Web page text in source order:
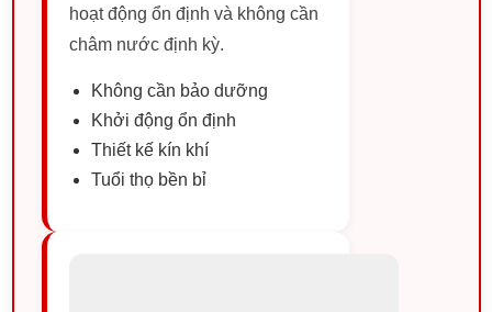
hoạt động ổn định và không cần
châm nước định kỳ.
Không cần bảo dưỡng
Khởi động ổn định
Thiết kế kín khí
Tuổi thọ bền bỉ